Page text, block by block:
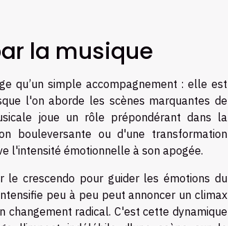
la musique
qu’un simple accompagnement : elle est
l'on aborde les scènes marquantes de
joue un rôle prépondérant dans la
bouleversante ou d'une transformation
l'intensité émotionnelle à son apogée.
crescendo pour guider les émotions du
peu à peu peut annoncer un climax
radical. C'est cette dynamique